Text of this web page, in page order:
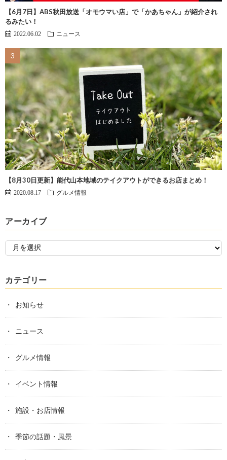
【6月7日】ABS秋田放送「オモウマい店」で「かあちゃん」が紹介され
るみたい！
2022.06.02 ニュース
【8月30日更新】能代山本地域のテイクアウトができるお店まとめ！
2020.08.17 グルメ情報
アーカイブ
カテゴリー
お知らせ
ニュース
グルメ情報
イベント情報
施設・お店情報
季節の話題・風景